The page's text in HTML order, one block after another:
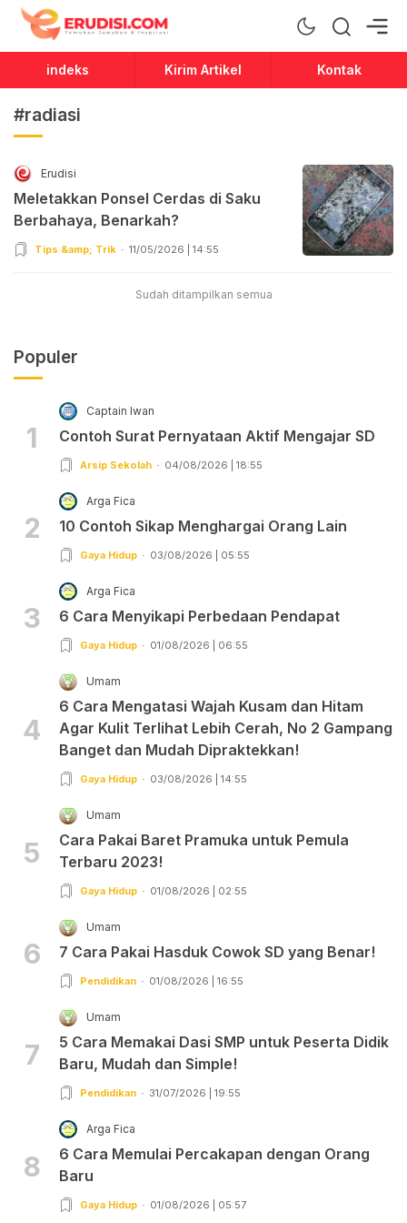
Erudisi
Temukan Jawaban dan Inspirasi
indeks Kirim Artikel Kontak
#radiasi
Erudisi
Meletakkan Ponsel Cerdas di Saku
Berbahaya, Benarkah?
Tips &amp; Trik 11/05/2026 | 14:55
Sudah ditampilkan semua
Populer
1
Captain Iwan
Contoh Surat Pernyataan Aktif Mengajar SD
Arsip Sekolah 04/08/2026 | 18:55
2
Arga Fica
10 Contoh Sikap Menghargai Orang Lain
Gaya Hidup 03/08/2026 | 05:55
3
Arga Fica
6 Cara Menyikapi Perbedaan Pendapat
Gaya Hidup 01/08/2026 | 06:55
4
Umam
6 Cara Mengatasi Wajah Kusam dan Hitam
Agar Kulit Terlihat Lebih Cerah, No 2 Gampang
Banget dan Mudah Dipraktekkan!
Gaya Hidup 03/08/2026 | 14:55
5
Umam
Cara Pakai Baret Pramuka untuk Pemula
Terbaru 2023!
Gaya Hidup 01/08/2026 | 02:55
6
Umam
7 Cara Pakai Hasduk Cowok SD yang Benar!
Pendidikan 01/08/2026 | 16:55
7
Umam
5 Cara Memakai Dasi SMP untuk Peserta Didik
Baru, Mudah dan Simple!
Pendidikan 31/07/2026 | 19:55
8
Arga Fica
6 Cara Memulai Percakapan dengan Orang
Baru
Gaya Hidup 01/08/2026 | 05:57